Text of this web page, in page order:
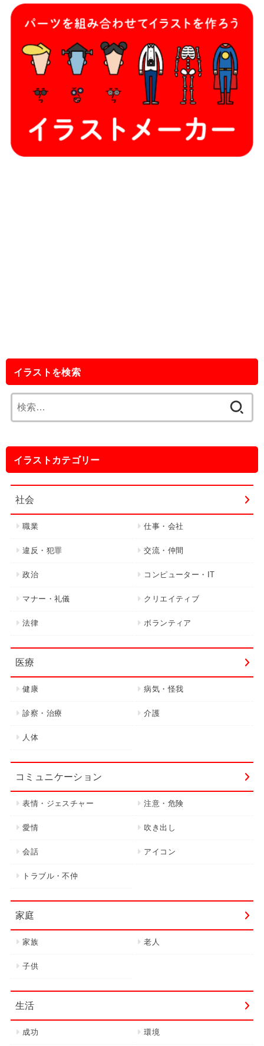
イラストを検索
索:
イラストカテゴリー
社会
職業 仕事・会社
違反・犯罪 交流・仲間
政治 コンピューター・IT
マナー・礼儀 クリエイティブ
法律 ボランティア
医療
健康 病気・怪我
診察・治療 介護
人体
コミュニケーション
表情・ジェスチャー 注意・危険
愛情 吹き出し
会話 アイコン
トラブル・不仲
家庭
家族 老人
子供
生活
成功 環境